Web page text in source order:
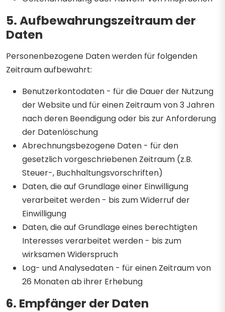
5. Aufbewahrungszeitraum der
Daten
Personenbezogene Daten werden für folgenden
Zeitraum aufbewahrt:
Benutzerkontodaten - für die Dauer der Nutzung
der Website und für einen Zeitraum von 3 Jahren
nach deren Beendigung oder bis zur Anforderung
der Datenlöschung
Abrechnungsbezogene Daten - für den
gesetzlich vorgeschriebenen Zeitraum (z.B.
Steuer-, Buchhaltungsvorschriften)
Daten, die auf Grundlage einer Einwilligung
verarbeitet werden - bis zum Widerruf der
Einwilligung
Daten, die auf Grundlage eines berechtigten
Interesses verarbeitet werden - bis zum
wirksamen Widerspruch
Log- und Analysedaten - für einen Zeitraum von
26 Monaten ab ihrer Erhebung
6. Empfänger der Daten